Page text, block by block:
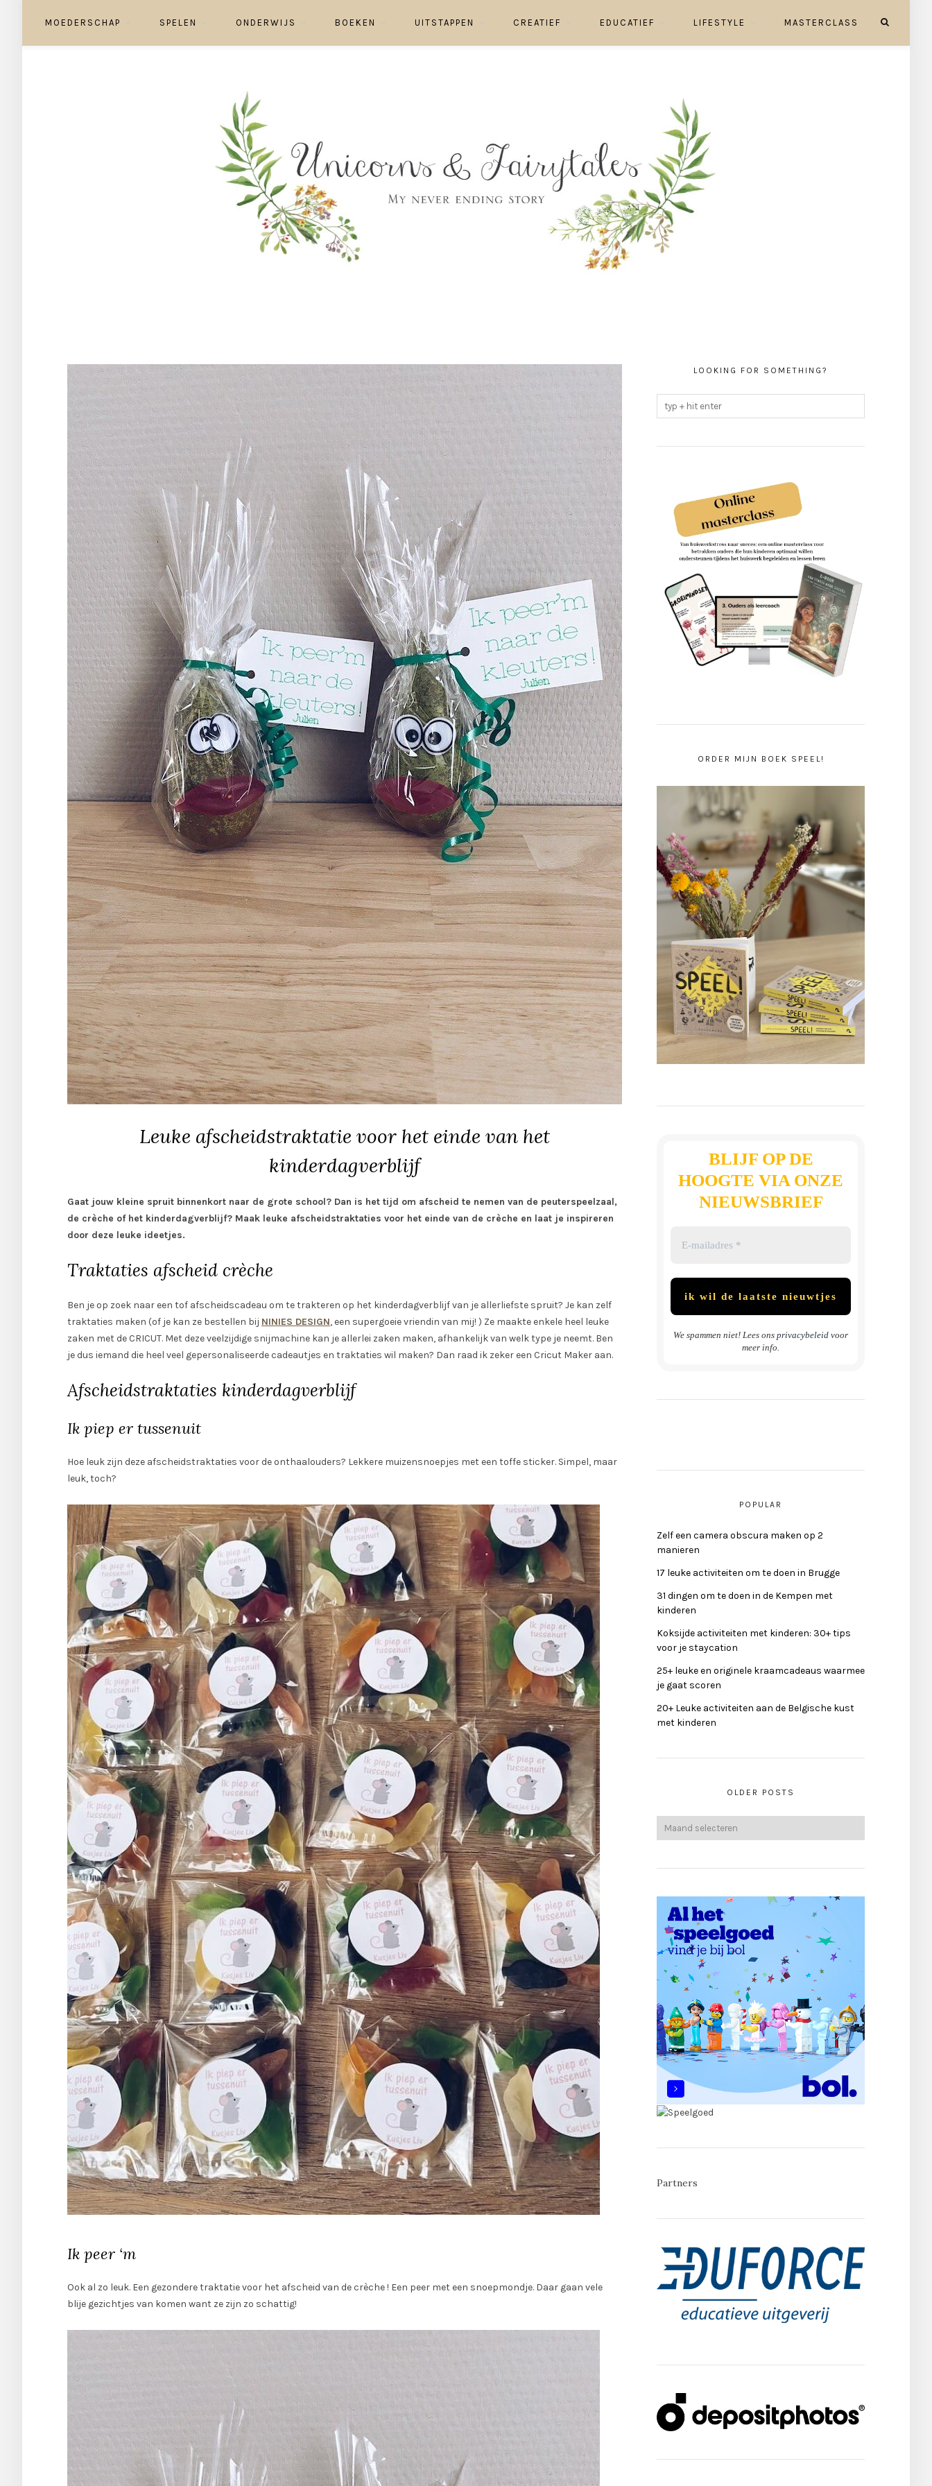
MOEDERSCHAP SPELEN ONDERWIJS BOEKEN UITSTAPPEN CREATIEF EDUCATIEF LIFESTYLE MASTERCLASS
Leuke afscheidstraktatie voor het einde van het
kinderdagverblijf
Gaat jouw kleine spruit binnenkort naar de grote school? Dan is het tijd om afscheid te nemen van de peuterspeelzaal,
de crèche of het kinderdagverblijf? Maak leuke afscheidstraktaties voor het einde van de crèche en laat je inspireren
door deze leuke ideetjes.
Traktaties afscheid crèche
Ben je op zoek naar een tof afscheidscadeau om te trakteren op het kinderdagverblijf van je allerliefste spruit? Je kan zelf
traktaties maken (of je kan ze bestellen bij NINIES DESIGN, een supergoeie vriendin van mij! ) Ze maakte enkele heel leuke
zaken met de CRICUT. Met deze veelzijdige snijmachine kan je allerlei zaken maken, afhankelijk van welk type je neemt. Ben
je dus iemand die heel veel gepersonaliseerde cadeautjes en traktaties wil maken? Dan raad ik zeker een Cricut Maker aan.
Afscheidstraktaties kinderdagverblijf
Ik piep er tussenuit
Hoe leuk zijn deze afscheidstraktaties voor de onthaalouders? Lekkere muizensnoepjes met een toffe sticker. Simpel, maar
leuk, toch?
Ik peer ‘m
Ook al zo leuk. Een gezondere traktatie voor het afscheid van de crèche ! Een peer met een snoepmondje. Daar gaan vele
blije gezichtjes van komen want ze zijn zo schattig!
LOOKING FOR SOMETHING?
ORDER MIJN BOEK SPEEL!
BLIJF OP DE
HOOGTE VIA ONZE
NIEUWSBRIEF
We spammen niet! Lees ons privacybeleid voor
meer info.
POPULAR
Zelf een camera obscura maken op 2
manieren
17 leuke activiteiten om te doen in Brugge
31 dingen om te doen in de Kempen met
kinderen
Koksijde activiteiten met kinderen: 30+ tips
voor je staycation
25+ leuke en originele kraamcadeaus waarmee
je gaat scoren
20+ Leuke activiteiten aan de Belgische kust
met kinderen
OLDER POSTS
Partners